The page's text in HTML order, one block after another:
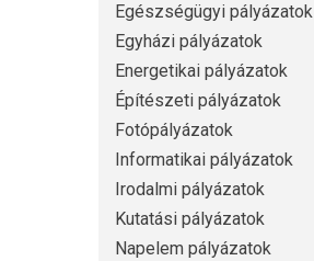
Egészségügyi pályázatok
Egyházi pályázatok
Energetikai pályázatok
Építészeti pályázatok
Fotópályázatok
Informatikai pályázatok
Irodalmi pályázatok
Kutatási pályázatok
Napelem pályázatok